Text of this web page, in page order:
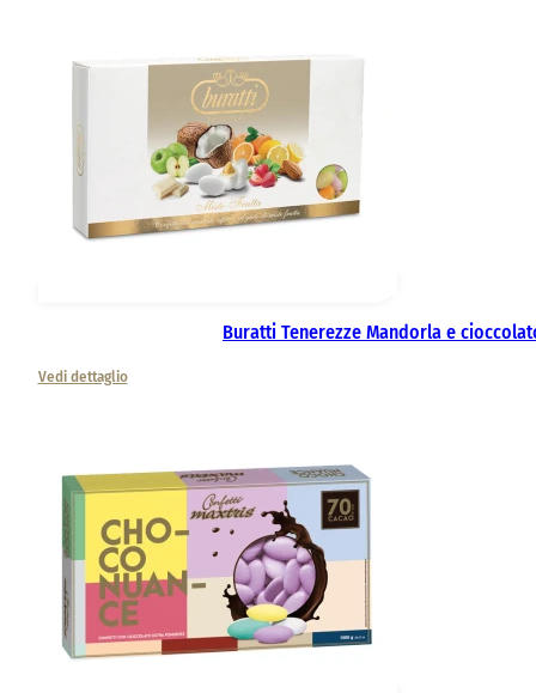
Buratti Tenerezze Mandorla e
Vedi dettaglio